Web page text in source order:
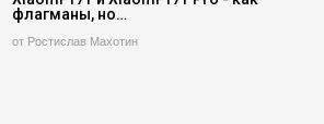
флагманы, но…
от Ростислав Махотин